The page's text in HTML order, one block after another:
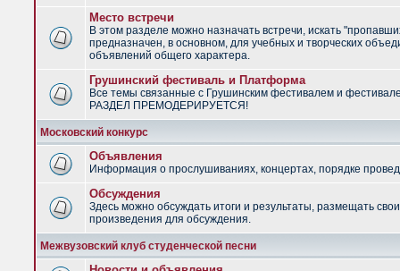
Место встречи
В этом разделе можно назначать встречи, искать
предназначен, в основном, для учебных и творческих
объявлений общего характера.
Грушинский фестиваль и Платформа
Все темы связанные с Грушинским фестивалем и
РАЗДЕЛ ПРЕМОДЕРИРУЕТСЯ!
Московский конкурс
Объявления
Информация о прослушиваниях, концертах, порядке
Обсуждения
Здесь можно обсуждать итоги и результаты, размещать
произведения для обсуждения.
Межвузовский клуб студенческой песни